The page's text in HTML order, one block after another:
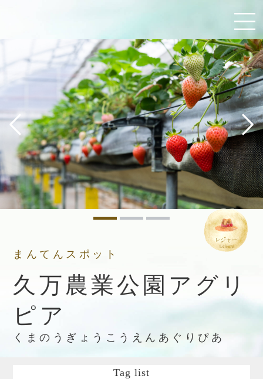
まんてんスポット
久万農業公園アグリ
ピア
くまのうぎょうこうえんあぐりぴあ
Tag list